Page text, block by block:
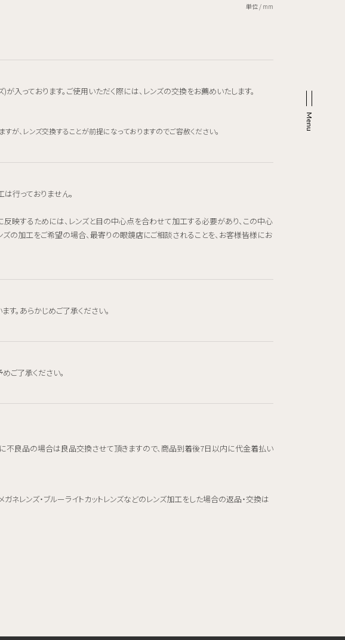
単位 / mm
入っております。ご使用いただく際には、レンズの交換をお薦めいたします。
が、レンズ交換することが前提になっておりますのでご容赦ください。
行っておりません。
映するためには、レンズと目の中心点を合わせて加工する必要があり、この中心
の加工をご希望の場合、最寄りの眼鏡店にご相談されることを、お客様皆様にお
。あらかじめご了承ください。
ご了承ください。
不良品の場合は良品交換させて頂きますので、商品到着後7日以内に代金着払い
ネレンズ・ブルーライトカットレンズなどのレンズ加工をした場合の返品・交換は